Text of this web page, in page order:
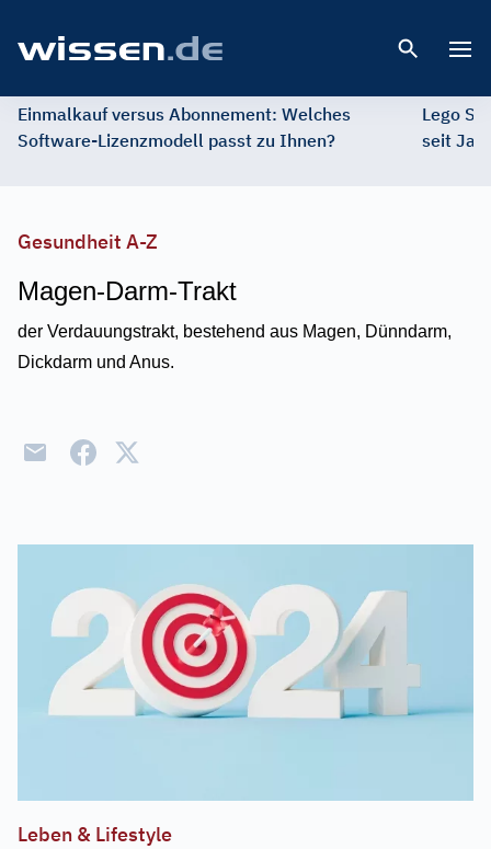
Einmalkauf versus Abonnement: Welches
Software-Lizenzmodell passt zu Ihnen?
Lego
seit
Gesundheit A-Z
Magen-Darm-Trakt
der Verdauungstrakt, bestehend aus Magen, Dünndarm,
Dickdarm und Anus.
Leben & Lifestyle